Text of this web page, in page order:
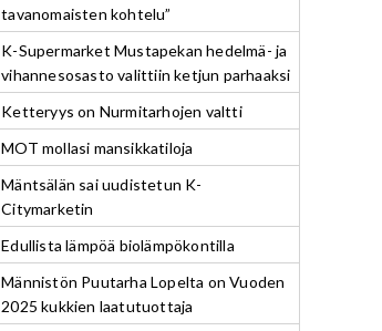
tavanomaisten kohtelu”
K-Supermarket Mustapekan hedelmä- ja
vihannesosasto valittiin ketjun parhaaksi
Ketteryys on Nurmitarhojen valtti
MOT mollasi mansikkatiloja
Mäntsälän sai uudistetun K-
Citymarketin
Edullista lämpöä biolämpökontilla
Männistön Puutarha Lopelta on Vuoden
2025 kukkien laatutuottaja